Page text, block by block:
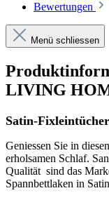
Bewertungen
Menü schliessen
LIVING
Satin-
Geniessen Sie in
erholsamen Schlaf.
Qualität sind das
Spannbettlaken in